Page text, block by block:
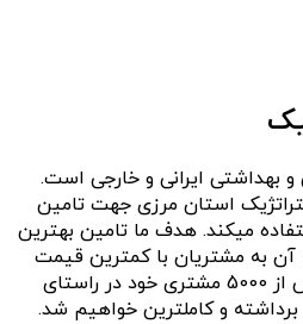
بهداشتی ایرانی و خارجی است.
استان مرزی جهت تامین
میکند. هدف ما تامین بهترین
آن به مشتریان با کمترین قیمت
می باشد. ما به پشتوانه بیش از 5000 مشتری خود در راستای
و کاملترین خواهیم شد.